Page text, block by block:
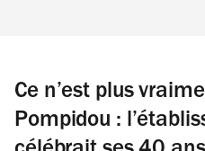
Ce n’est plus
Pompidou :